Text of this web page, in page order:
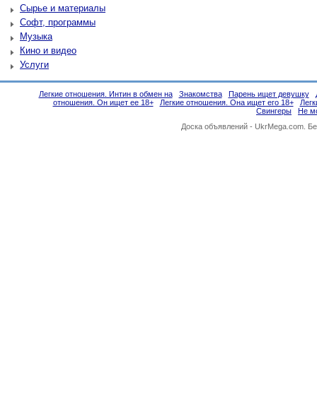
Сырье и материалы
Софт, программы
Музыка
Кино и видео
Услуги
Легкие отношения. Интин в обмен на Знакомства Парень ищет девушку
отношения. Он ищет ее 18+
Легкие отношения. Она ищет его 18+
Свингеры
Не
Доска объявлений - UkrMega.com.